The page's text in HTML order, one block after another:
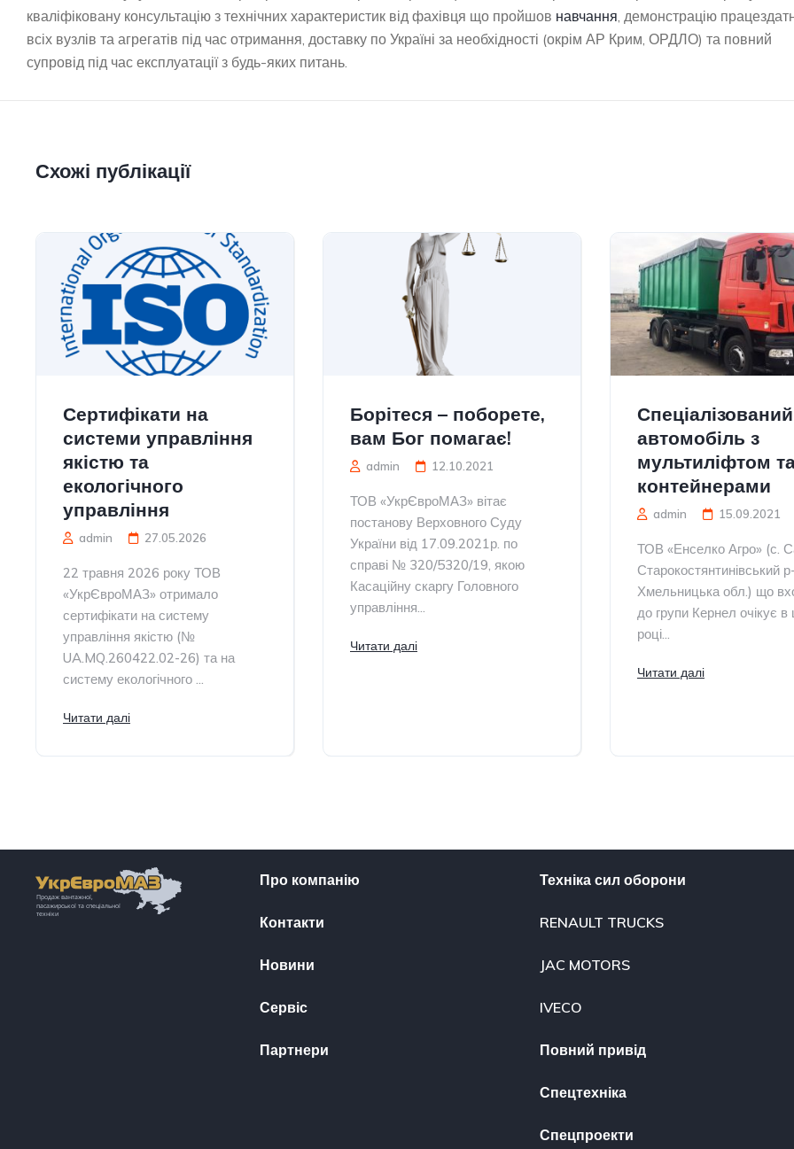
кваліфіковану консультацію з технічних характеристик від фахівця що пройшов навчання , демонстрацію
всіх вузлів та агрегатів під час отримання, доставку по Україні за необхідності (окрім АР Крим, ОРДЛО) та повний
супровід під час експлуатації з будь-яких питань.
Схожі публікації
Сертифікати на
системи управління
якістю та
екологічного
управління
admin 27.05.2026
22 травня 2026 року ТОВ
«УкрЄвроМАЗ» отримало
сертифікати на систему
управління якістю (№
UA.MQ.260422.02-26) та на
систему екологічного ...
Читати далі
Борітеся – поборете,
вам Бог помагає!
admin 12.10.2021
ТОВ «УкрЄвроМАЗ» вітає
постанову Верховного Суду
України від 17.09.2021р. по
справі № 320/5320/19, якою
Касаційну скаргу Головного
управління...
Читати далі
Спеціалізований
автомобіль з
мультиліфтом
контейнерами
admin 15.09.2021
ТОВ «Енселко Агро» (с.
Старокостянтинівський
Хмельницька обл.) що
до групи Кернел очікує
році...
Читати далі
Про компанію
Контакти
Новини
Сервіс
Партнери
Техніка сил оборони
RENAULT TRUCKS
JAC MOTORS
IVECO
Повний привід
Спецтехніка
Спецпроекти